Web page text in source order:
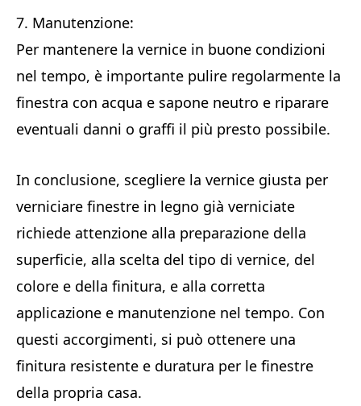
7. Manutenzione:
Per mantenere la vernice in buone condizioni
nel tempo, è importante pulire regolarmente la
finestra con acqua e sapone neutro e riparare
eventuali danni o graffi il più presto possibile.
In conclusione, scegliere la vernice giusta per
verniciare finestre in legno già verniciate
richiede attenzione alla preparazione della
superficie, alla scelta del tipo di vernice, del
colore e della finitura, e alla corretta
applicazione e manutenzione nel tempo. Con
questi accorgimenti, si può ottenere una
finitura resistente e duratura per le finestre
della propria casa.